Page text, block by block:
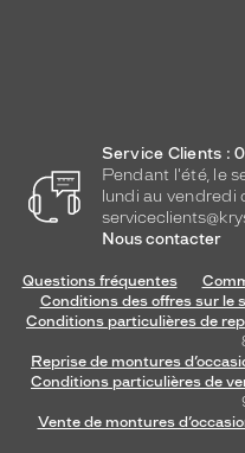
Service Clients :
Pendant l'été, le
lundi au vendredi
Nous contacter
Questions fréquentes
Conditions des offres sur le
Conditions particulières de
Reprise de montures
Conditions particulières de
Vente de montures